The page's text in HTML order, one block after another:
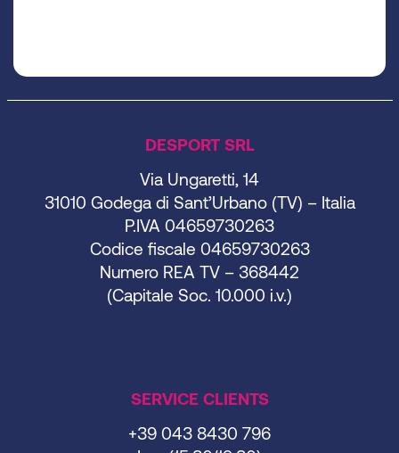
DESPORT SRL
Via Ungaretti, 14
31010 Godega di Sant’Urbano (TV) – Italia
P.IVA 04659730263
Codice fiscale 04659730263
Numero REA TV – 368442
(Capitale Soc. 10.000 i.v.)
SERVICE CLIENTS
+39 043 8430 796